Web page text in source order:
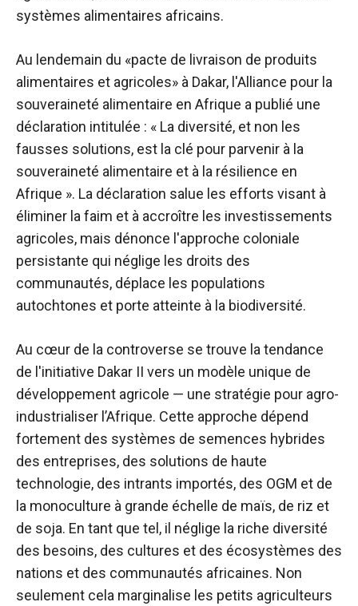
systèmes alimentaires africains.
Au lendemain du «pacte de livraison de produits
alimentaires et agricoles» à Dakar, l'Alliance pour la
souveraineté alimentaire en Afrique a publié une
déclaration intitulée : « La diversité, et non les
fausses solutions, est la clé pour parvenir à la
souveraineté alimentaire et à la résilience en
Afrique ». La déclaration salue les efforts visant à
éliminer la faim et à accroître les investissements
agricoles, mais dénonce l'approche coloniale
persistante qui néglige les droits des
communautés, déplace les populations
autochtones et porte atteinte à la biodiversité.
Au cœur de la controverse se trouve la tendance
de l'initiative Dakar II vers un modèle unique de
développement agricole — une stratégie pour agro-
industrialiser l’Afrique. Cette approche dépend
fortement des systèmes de semences hybrides
des entreprises, des solutions de haute
technologie, des intrants importés, des OGM et de
la monoculture à grande échelle de maïs, de riz et
de soja. En tant que tel, il néglige la riche diversité
des besoins, des cultures et des écosystèmes des
nations et des communautés africaines. Non
seulement cela marginalise les petits agriculteurs